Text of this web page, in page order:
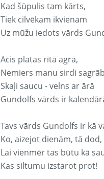
Kad šūpulis tam kārts,
Tiek cilvēkam ikvienam
Uz mūžu iedots vārds
Acis platas rītā agrā,
Nemiers manu sirdi
Skaļi saucu - velns ar ārā
Gundolfs vārds ir
Tavs vārds Gundolfs ir kā
Ko, aizejot dienām, tā dod,
Lai vienmēr tas būtu kā
Kas siltumu izstarot prot!